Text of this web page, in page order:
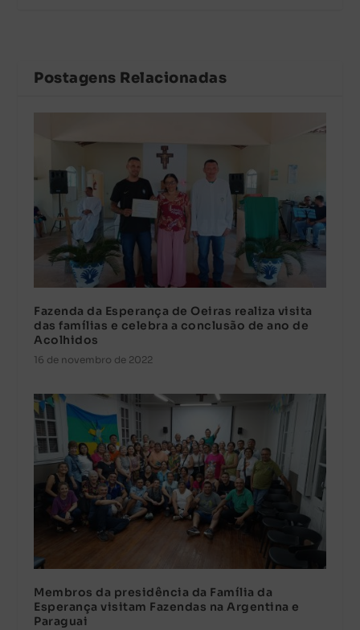
Postagens Relacionadas
Fazenda da Esperança de Oeiras realiza visita
das famílias e celebra a conclusão de ano de
Acolhidos
16 de novembro de 2022
Membros da presidência da Família da
Esperança visitam Fazendas na Argentina e
Paraguai